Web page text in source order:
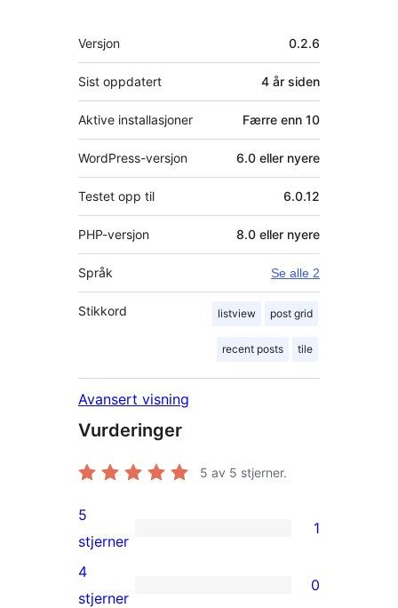
Meta
Versjon 0.2.6
Sist oppdatert 4 år siden
Aktive installasjoner Færre enn 10
WordPress-versjon 6.0 eller nyere
Testet opp til 6.0.12
PHP-versjon 8.0 eller nyere
Språk Se alle 2
Stikkord listview post grid
recent posts tile
Avansert visning
Vurderinger
5 av 5 stjerner.
1
5-
star
5
stjerner
1
0
4
stjerner
0